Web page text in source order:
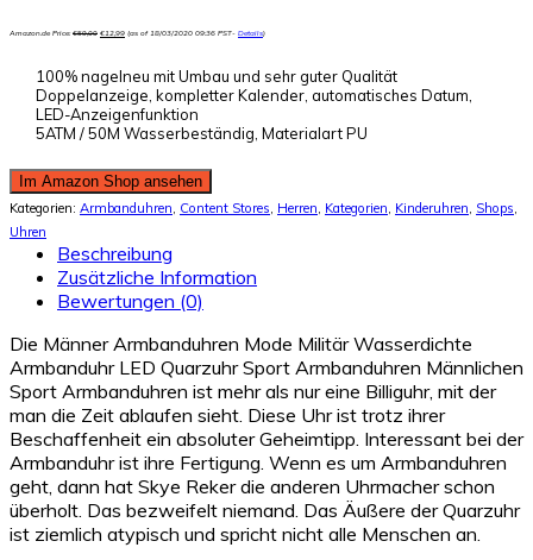
Amazon.de Price:€59,00 €12,99 (as of 18/03/2020 09:36 PST- Details)
100% nagelneu mit Umbau und sehr guter Qualität
Doppelanzeige, kompletter Kalender, automatisches Datum,
LED-Anzeigenfunktion
5ATM / 50M Wasserbeständig, Materialart PU
Im Amazon Shop ansehen
Kategorien: Armbanduhren, Content Stores, Herren, Kategorien, Kinderuhren, Shops,
Uhren
Beschreibung
Zusätzliche Information
Bewertungen (0)
Die Männer Armbanduhren Mode Militär Wasserdichte
Armbanduhr LED Quarzuhr Sport Armbanduhren Männlichen
Sport Armbanduhren ist mehr als nur eine Billiguhr, mit der
man die Zeit ablaufen sieht. Diese Uhr ist trotz ihrer
Beschaffenheit ein absoluter Geheimtipp. Interessant bei der
Armbanduhr ist ihre Fertigung. Wenn es um Armbanduhren
geht, dann hat Skye Reker die anderen Uhrmacher schon
überholt. Das bezweifelt niemand. Das Äußere der Quarzuhr
ist ziemlich atypisch und spricht nicht alle Menschen an.